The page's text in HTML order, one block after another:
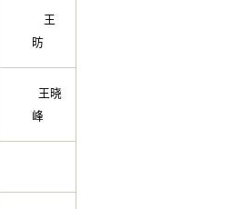
王
昉
王晓
峰